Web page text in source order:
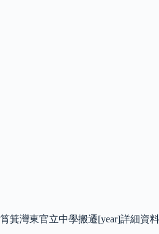
筲箕灣東官立中學搬遷[year]詳細資